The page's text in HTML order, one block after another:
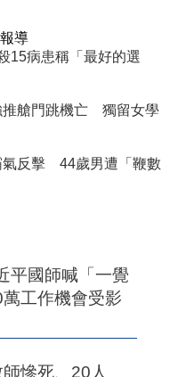
導
15病患稱「最好的選
推艙門跳機亡 獨留女學
氣反擊 44歲男遭「鞭數
平國師喊「一覺
工作機會受影
慘死、20人